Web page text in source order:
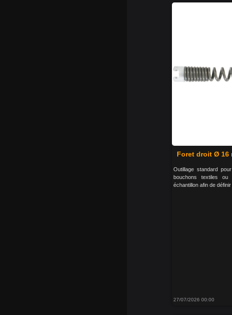
Foret droit Ø 16
Outillage standard
bouchons textiles
échantillon afin de
27/07/2026 00:00